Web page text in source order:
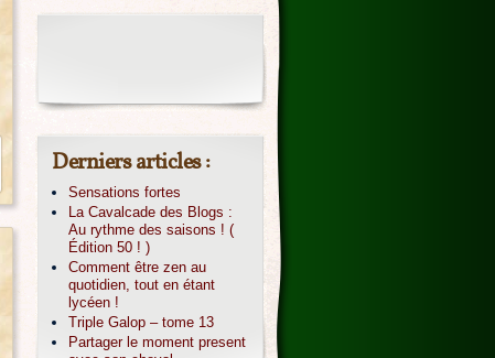
Derniers articles :
Sensations fortes
La Cavalcade des Blogs :
Au rythme des saisons ! (
Édition 50 ! )
Comment être zen au
quotidien, tout en étant
lycéen !
Triple Galop – tome 13
Partager le moment present